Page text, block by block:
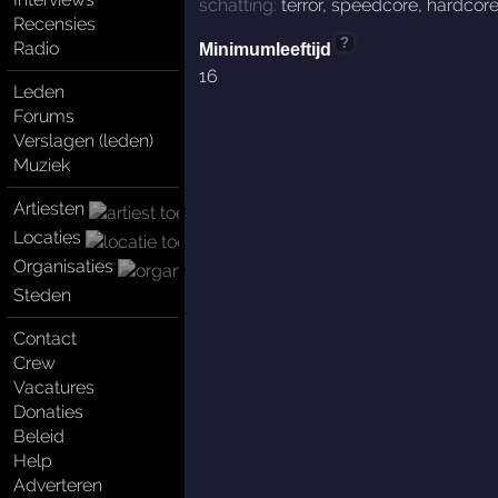
Recensies
Radio
Leden
Forums
Verslagen (leden)
Muziek
Artiesten
Locaties
Organisaties
Steden
Contact
Crew
Vacatures
Donaties
Beleid
Help
Adverteren
schatting: terror, speedcore, hardcore
Minimumleeftijd ?
16